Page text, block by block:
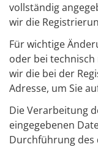
vollständig
wir die
Für wichtige
oder bei
wir die bei der
Adresse, um Sie
Die Verarbeitung
eingegebenen
Durchführung des